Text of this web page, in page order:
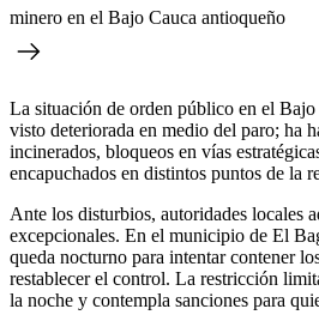
minero en el Bajo Cauca antioqueño
La situación de orden público en el Bajo
visto deteriorada en medio del paro; ha
incinerados, bloqueos en vías
encapuchados en distintos puntos de la
Ante los disturbios, autoridades locales
excepcionales. En el municipio de El
queda nocturno para intentar contener
restablecer el control. La restricción
la noche y contempla sanciones para